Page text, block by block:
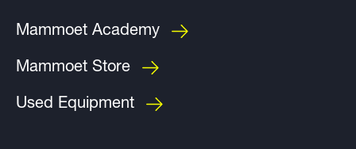
Mammoet Academy
Mammoet Store
Used Equipment